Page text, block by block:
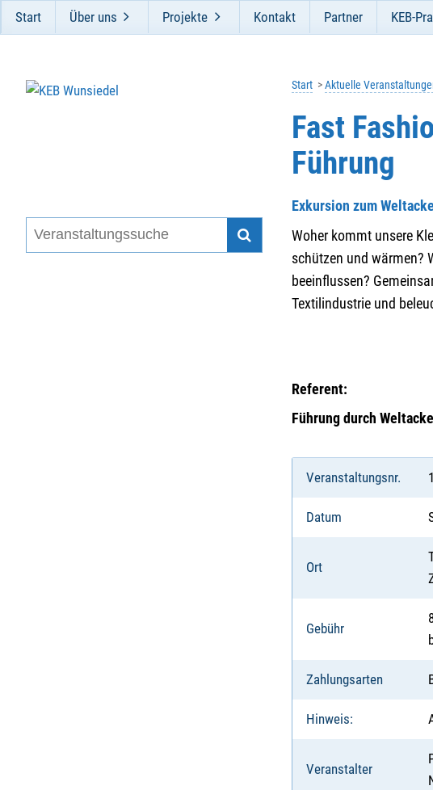
Start Über uns Projekte Kontakt Partner KEB-
Start Aktuelle
Fast
Führung
Exkursion zum
Woher kommt unsere
schützen und wärmen?
beeinflussen?
Textilindustrie und
Referent:
Führung durch
Veranstaltungsnr.
Datum
Ort
Gebühr
Zahlungsarten
Hinweis:
Veranstalter